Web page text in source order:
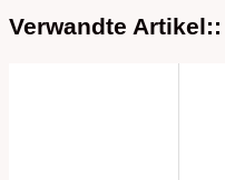
Verwandte Artikel::